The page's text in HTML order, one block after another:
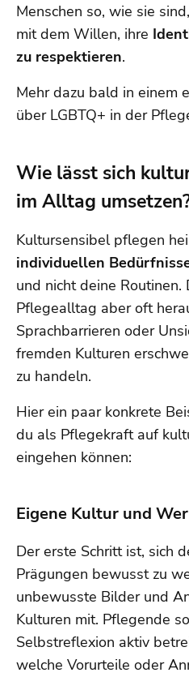
Menschen so, wie sie
mit dem Willen, ihre
zu respektieren.
Mehr dazu bald in einem
über LGBTQ+ in der
Wie lässt sich
im Alltag
Kultursensibel pflegen
individuellen
und nicht deine
Pflegealltag aber oft
Sprachbarrieren oder
fremden Kulturen
zu handeln.
Hier ein paar konkrete
du als Pflegekraft auf
eingehen können:
Eigene Kultur und
Der erste Schritt ist, sich
Prägungen bewusst zu
unbewusste Bilder und
Kulturen mit. Pflegende
Selbstreflexion aktiv
welche Vorurteile oder